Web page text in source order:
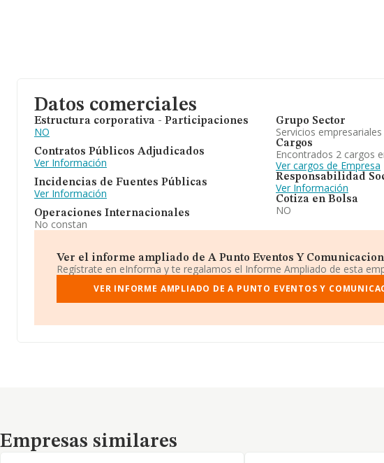
Datos comerciales
Estructura corporativa - Participaciones
NO
Contratos Públicos Adjudicados
Ver Información
Incidencias de Fuentes Públicas
Ver Información
Operaciones Internacionales
No constan
Grupo Sector
Servicios empresariales
Cargos
Encontrados 2 cargos
Ver cargos de Empresa
Responsabilidad
Ver Información
Cotiza en Bolsa
NO
Ver el informe ampliado de A Punto Eventos Y Comunicacion
Regístrate en eInforma y te regalamos el Informe Ampliado de esta
VER INFORME AMPLIADO DE A PUNTO EVENTOS Y
Empresas similares
Empresas similares